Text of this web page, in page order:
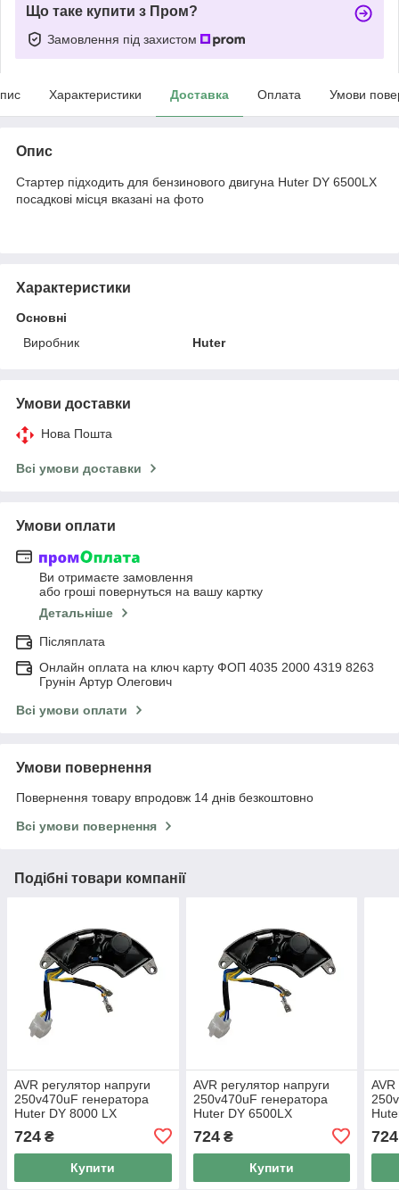
Що таке купити з Пром?
Замовлення під захистом
Характеристики Доставка Оплата Умови
Опис
Стартер підходить для бензинового двигуна Huter DY 6500LX
посадкові місця вказані на фото
Характеристики
Основні
Виробник
Huter
Умови доставки
Нова Пошта
Всі умови доставки
Умови оплати
Ви отримаєте замовлення
або гроші повернуться на вашу картку
Детальніше
Післяплата
Онлайн оплата на ключ карту ФОП 4035 2000 4319 8263
Грунін Артур Олегович
Всі умови оплати
Умови повернення
Повернення товару впродовж 14 днів безкоштовно
Всі умови повернення
Подібні товари компанії
AVR регулятор напруги
250v470uF генератора
Huter DY 8000 LX
724 ₴
Купити
AVR регулятор напруги
250v470uF генератора
Huter DY 6500LX
724₴
Купити
AVR
724